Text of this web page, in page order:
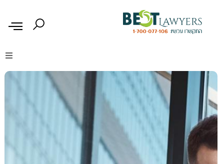
דיני נזיקין
דיני משפחה
דיני עבודה